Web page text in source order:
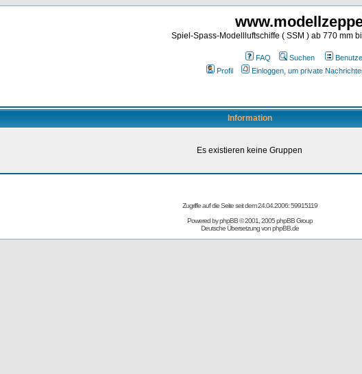
Spiel-Spass-Modellluftschiffe ( SSM ) ab 770 mm
FAQ Suchen
Profil
Einloggen, um private
Information
Es existieren keine Gruppen
Zugriffe auf die Seite seit dem 24.04.2006: 59915119
Powered byphpBB© 2001, 2005 phpBB Group
Deutsche Übersetzung vonphpBB.de